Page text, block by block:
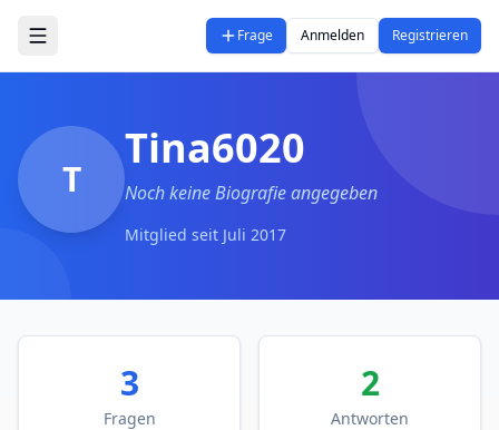
Zum Hauptinhalt springen
Frage Anmelden Registrieren
T
Tina6020
Noch keine Biografie angegeben
Mitglied seit Juli 2017
3
Fragen
2
Antworten